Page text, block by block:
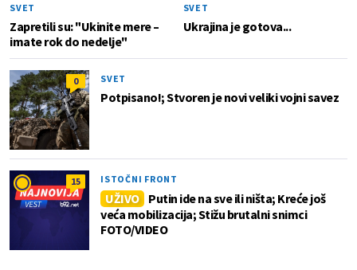
SVET
Zapretili su: "Ukinite mere –
imate rok do nedelje"
SVET
Ukrajina je gotova...
0 SVET
Potpisano!; Stvoren je novi veliki vojni savez
15 ISTOČNI FRONT
UŽIVO
Putin ide na sve ili ništa; Kreće još
veća mobilizacija; Stižu brutalni snimci
FOTO/VIDEO